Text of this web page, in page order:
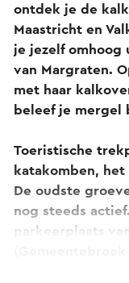
ontdek je de
Maastricht en
je jezelf omhoog
van Margraten.
met haar
beleef je mergel
Toeristische
katakomben,
De oudste
nog steeds
parkeerplaats